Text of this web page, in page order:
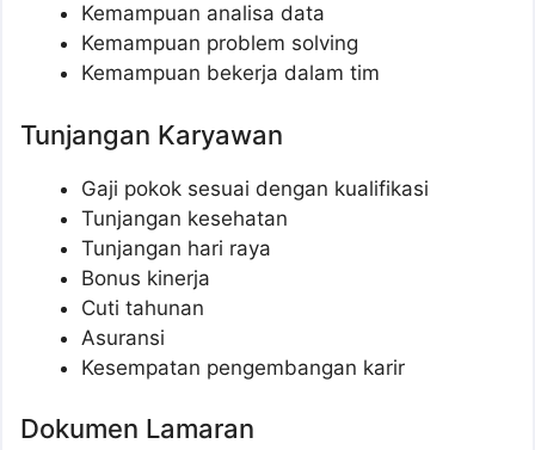
Kemampuan analisa data
Kemampuan problem solving
Kemampuan bekerja dalam tim
Tunjangan Karyawan
Gaji pokok sesuai dengan kualifikasi
Tunjangan kesehatan
Tunjangan hari raya
Bonus kinerja
Cuti tahunan
Asuransi
Kesempatan pengembangan karir
Dokumen Lamaran